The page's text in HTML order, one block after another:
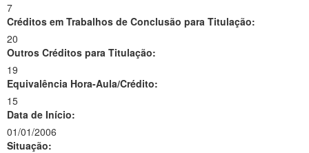
7
Créditos em Trabalhos de Conclusão para Titulação:
20
Outros Créditos para Titulação:
19
Equivalência Hora-Aula/Crédito:
15
Data de Início:
01/01/2006
Situação: